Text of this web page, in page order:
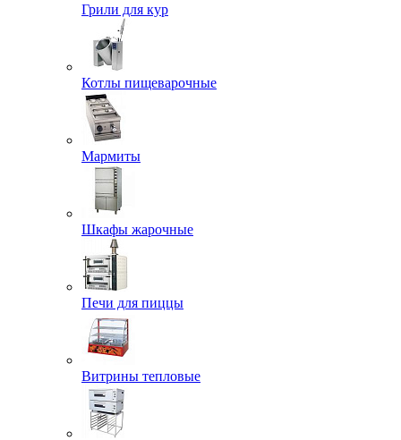
Грили для кур
Котлы пищеварочные
Мармиты
Шкафы жарочные
Печи для пиццы
Витрины тепловые